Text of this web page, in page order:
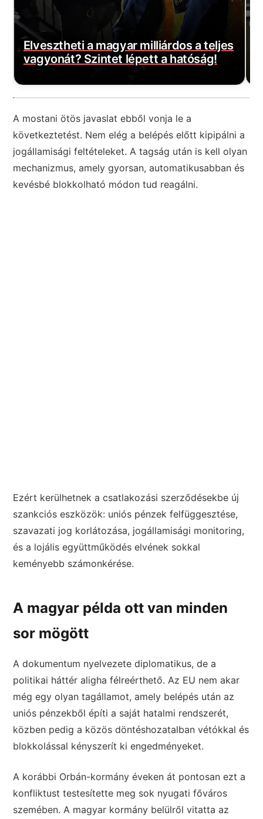
Döntött a kormány: nagy változás jön a
háziorvosi rendelőkben, erre
készüljenek a krónikus betegek
A mostani ötös javaslat ebből vonja le a
következtetést. Nem elég a belépés előtt kipipálni a
jogállamisági feltételeket. A tagság után is kell olyan
mechanizmus, amely gyorsan, automatikusabban és
kevésbé blokkolható módon tud reagálni.
Ezért kerülhetnek a csatlakozási szerződésekbe új
szankciós eszközök: uniós pénzek felfüggesztése,
szavazati jog korlátozása, jogállamisági monitoring,
és a lojális együttműködés elvének sokkal
keményebb számonkérése.
A magyar példa ott van minden
sor mögött
A dokumentum nyelvezete diplomatikus, de a
politikai háttér aligha félreérthető. Az EU nem akar
még egy olyan tagállamot, amely belépés után az
uniós pénzekből építi a saját hatalmi rendszerét,
közben pedig a közös döntéshozatalban vétókkal és
blokkolással kényszerít ki engedményeket.
A korábbi Orbán-kormány éveken át pontosan ezt a
konfliktust testesítette meg sok nyugati főváros
szemében. A magyar kormány belülről vitatta az